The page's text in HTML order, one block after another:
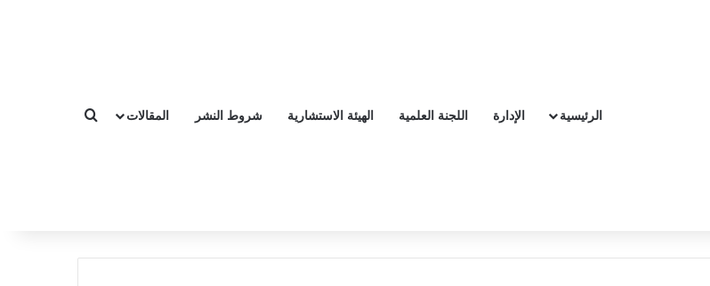
الرئيسية الإدارة اللجنة العلمية الهيئة الاستشارية شروط النشر المقالات